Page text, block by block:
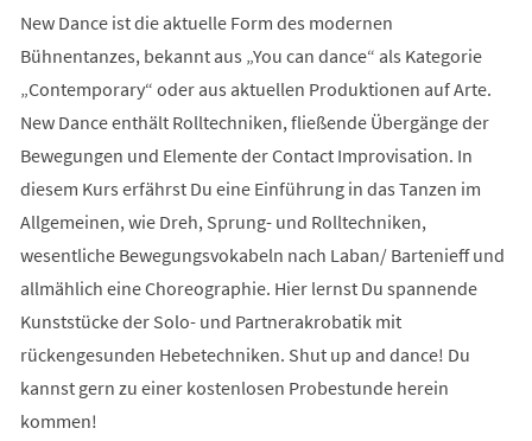
New Dance ist die aktuelle Form des modernen
Bühnentanzes, bekannt aus „You can dance“ als Kategorie
„Contemporary“ oder aus aktuellen Produktionen auf Arte.
New Dance enthält Rolltechniken, fließende Übergänge der
Bewegungen und Elemente der Contact Improvisation. In
diesem Kurs erfährst Du eine Einführung in das Tanzen im
Allgemeinen, wie Dreh, Sprung- und Rolltechniken,
wesentliche Bewegungsvokabeln nach Laban/ Bartenieff und
allmählich eine Choreographie. Hier lernst Du spannende
Kunststücke der Solo- und Partnerakrobatik mit
rückengesunden Hebetechniken. Shut up and dance! Du
kannst gern zu einer kostenlosen Probestunde herein
kommen!